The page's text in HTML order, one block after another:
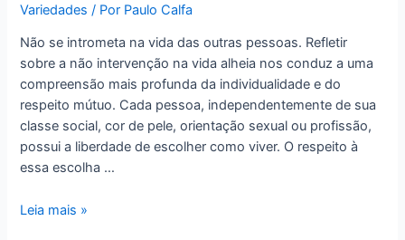
Variedades / Por Paulo Calfa
Não se intrometa na vida das outras pessoas. Refletir
sobre a não intervenção na vida alheia nos conduz a uma
compreensão mais profunda da individualidade e do
respeito mútuo. Cada pessoa, independentemente de sua
classe social, cor de pele, orientação sexual ou profissão,
possui a liberdade de escolher como viver. O respeito à
essa escolha …
Leia mais »